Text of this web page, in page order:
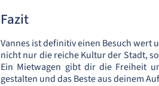
Fazit
Vannes ist definitiv einen Besuch wert
nicht nur die reiche Kultur der Stadt,
Ein Mietwagen gibt dir die Freiheit
gestalten und das Beste aus deinem